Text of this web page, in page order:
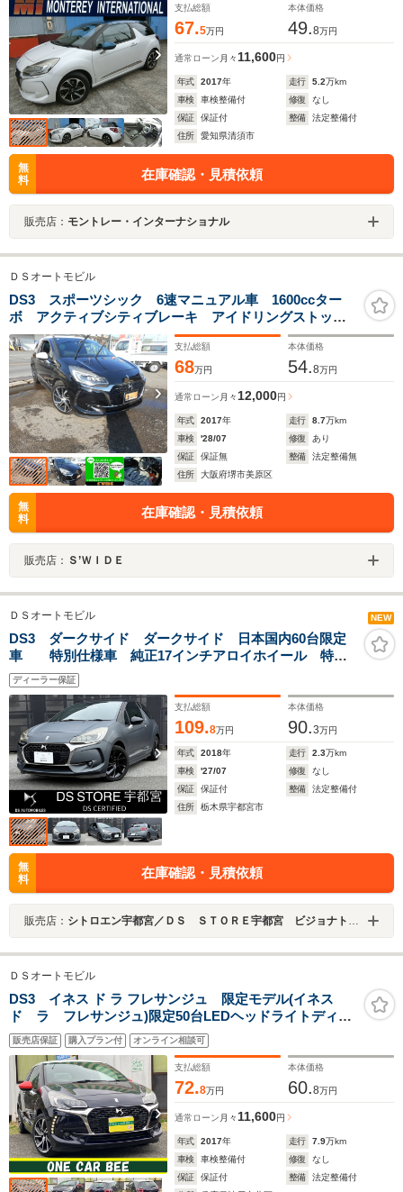
支払総額
67.5万円
本体価格
49.8万円
通常ローン 月々11,600円
年式 2017年 走行 5.2万km
車検
車検整備付 修復
なし
保証
保証付 整備
法定整備付
住所
愛知県清須市
無
料
在庫確認・見積依頼
販売店： モントレー・インターナショナル
ＤＳオートモビル
DS3 スポーツシック 6速マニュアル車 1600ccター
ボ アクティブシティブレーキ アイドリングストッ
プ アルミ ETC
支払総額
68万円
本体価格
54.8万円
通常ローン 月々 12,000円
年式 2017年 走行 8.7万km
車検
'28/07 修復
あり
保証
保証無 整備
法定整備無
住所
大阪府堺市美原区
無
料
在庫確認・見積依頼
販売店： Ｓ’ＷＩＤＥ
ＤＳオートモビル NEW
DS3 ダークサイド ダークサイド 日本国内60台限定
車 特別仕様車 純正17インチアロイホイール 特殊
塗装3Dプリンター製チタンパーツ ETC
ディーラー保証
支払総額
109.8万円
本体価格
90.3万円
年式 2018年 走行 2.3万km
車検
'27/07 修復
なし
保証
保証付 整備
法定整備付
住所
栃木県宇都宮市
無
料
在庫確認・見積依頼
販売店： シトロエン宇都宮／ＤＳ ＳＴＯＲＥ宇都宮 ビジョナトレーディング（株） ビジョナグループ
ＤＳオートモビル
DS3 イネス ド ラ フレサンジュ 限定モデル(イネス
ド ラ フレサンジュ)限定50台LEDヘッドライトディラ
イトフォグライトアクティブシティブレーキブルーレザ
ーシートレッドダッシュボード外ナビDTVバックカメラ
ETCドラレコ前後純正17AW
販売店保証 購入プラン付 オンライン相談可
支払総額
72.8万円
本体価格
60.8万円
通常ローン 月々 11,600円
年式 2017年 走行 7.9万km
車検
車検整備付 修復
なし
保証
保証付 整備
法定整備付